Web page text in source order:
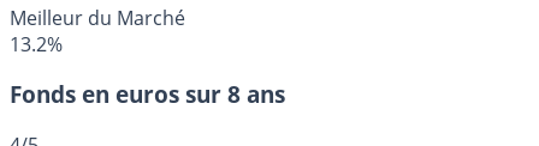
Meilleur du Marché
13.2%
Fonds en euros sur 8 ans